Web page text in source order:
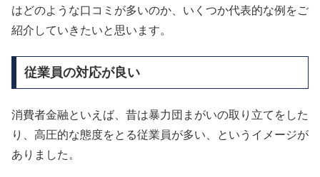
はどのような口コミが多いのか、いくつか代表的な例をご
紹介していきたいと思います。
従業員の対応が良い
消費者金融といえば、昔は暴力団まがいの取り立てをした
り、高圧的な態度をとる従業員が多い、というイメージが
ありました。